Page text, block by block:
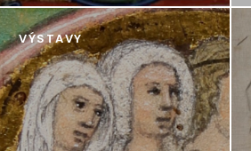
VÝSTAVY